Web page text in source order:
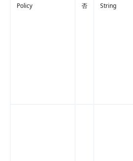
Policy 否 String